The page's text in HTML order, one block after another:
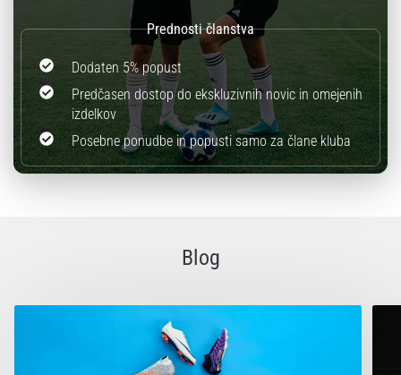
Dodaten 5% popust
Predčasen dostop do ekskluzivnih novic in omejenih
izdelkov
Posebne ponudbe in popusti samo za člane kluba
Blog